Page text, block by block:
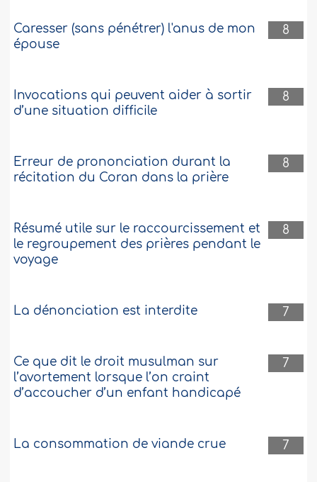
8
Caresser (sans pénétrer) l'anus de mon
épouse
8
Invocations qui peuvent aider à sortir
d’une situation difficile
8
Erreur de prononciation durant la
récitation du Coran dans la prière
8
Résumé utile sur le raccourcissement et
le regroupement des prières pendant le
voyage
7
La dénonciation est interdite
7
Ce que dit le droit musulman sur
l’avortement lorsque l’on craint
d’accoucher d’un enfant handicapé
7
La consommation de viande crue